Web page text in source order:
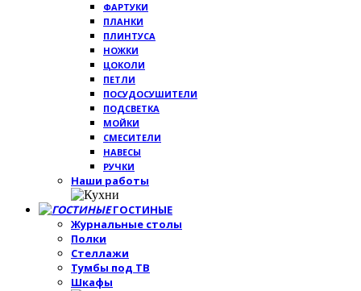
ФАРТУКИ
ПЛАНКИ
ПЛИНТУСА
НОЖКИ
ЦОКОЛИ
ПЕТЛИ
ПОСУДОСУШИТЕЛИ
ПОДСВЕТКА
МОЙКИ
СМЕСИТЕЛИ
НАВЕСЫ
РУЧКИ
Наши работы
ГОСТИНЫЕ
Журнальные столы
Полки
Стеллажи
Тумбы под ТВ
Шкафы